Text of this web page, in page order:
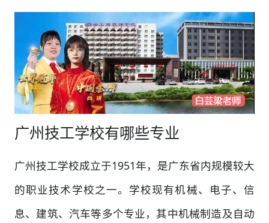
广州技工学校有哪些专业
广州技工学校成立于1951年，是广东省内规模较大
的职业技术学校之一。学校现有机械、电子、信
息、建筑、汽车等多个专业，其中机械制造及自动